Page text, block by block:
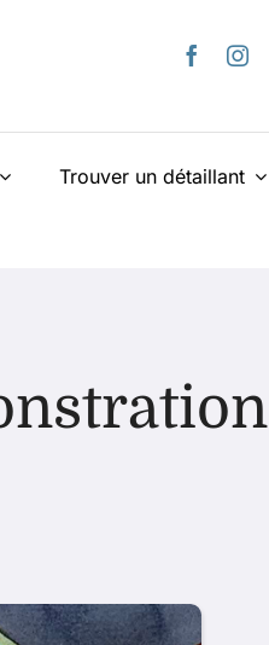
Trouver un détaillant